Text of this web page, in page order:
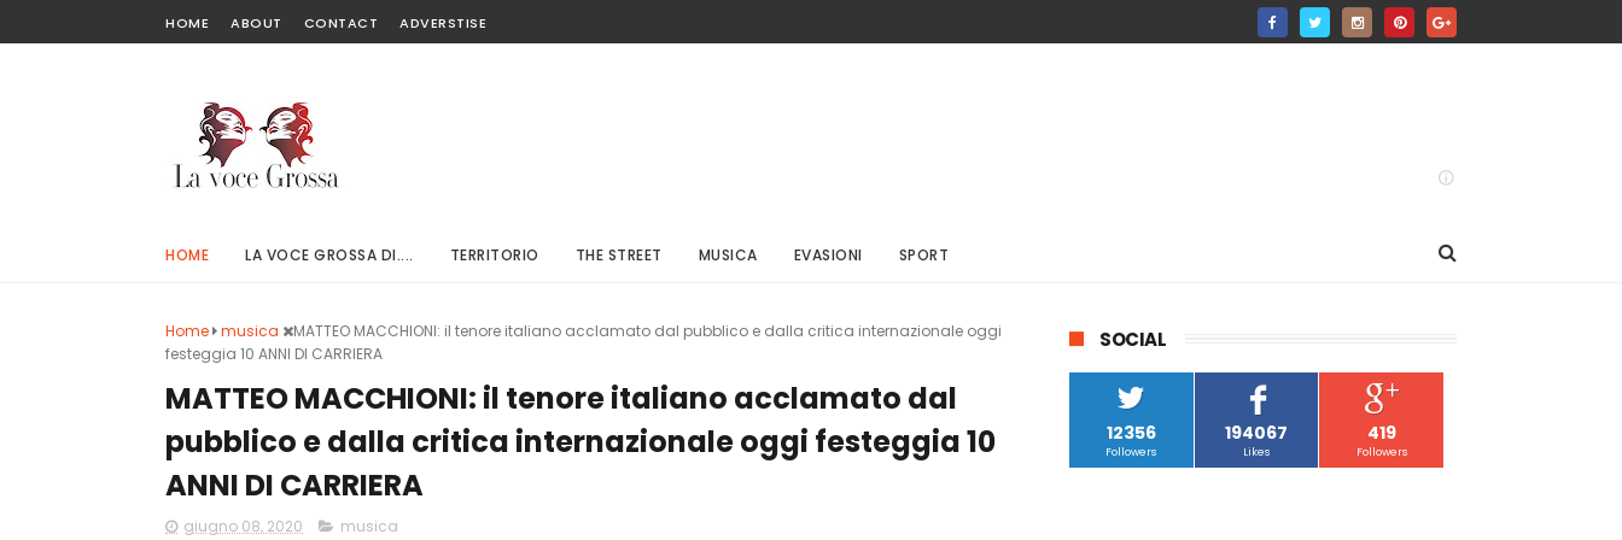
HOME ABOUT CONTACT ADVERSTISE
HOME LA VOCE GROSSA DI.... TERRITORIO THE STREET MUSICA EVASIONI SPORT
Home musica
MATTEO MACCHIONI: il tenore italiano acclamato dal pubblico e dalla critica internazionale oggi
festeggia 10 ANNI DI CARRIERA
MATTEO MACCHIONI: il tenore italiano acclamato dal
pubblico e dalla critica internazionale oggi festeggia 10
ANNI DI CARRIERA
giugno 08, 2020 musica
SOCIAL
12356
Followers
194067
Likes
419
Followers